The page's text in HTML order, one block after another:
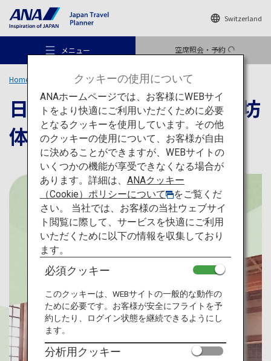
Switzerland
メニュー 空席照会・予約
おすすめの旅
旅のアイデア
行き先
旅のお役立ち情報
ANA サービス
Home 旅のアイデア 特集 日本文化の神髄を感じる宿坊体験
日本文化の神髄を感じる宿坊
体験
クッキーの使用について
ANAホームページでは、お客様にWEBサイ
トをより快適にご利用いただくために必要
となるクッキーを使用しています。その他
のクッキーの使用について、お客様が自由
に決めることができますが、WEBサイトの
いくつかの機能が享受できなくなる場合が
あります。詳細は、 ANAクッキー
（Cookie）ポリシーについて
をご覧くだ
さい。 当社では、お客様の当社ウェブサイ
ト閲覧に際して、サービスを快適にご利用
いただくために以下の情報を収集しており
ます。
必須クッキー
このクッキーは、WEBサイトの一般的な動作の
ために必要です。お客様が安全にフライトを予
約したり、ログイン状態を継続できるようにし
ます。
分析用クッキー